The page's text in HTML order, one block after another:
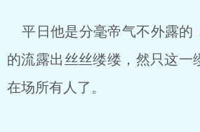
平日他是分毫帝气不外露的
的流露出丝丝缕缕，然只这一
在场所有人了。